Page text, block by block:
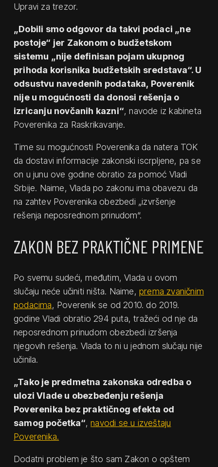
Upravi za trezor.
„Dobili smo odgovor da takvi podaci „ne
postoje“ jer Zakonom o budžetskom
sistemu „nije definisan pojam ukupnog
prihoda korisnika budžetskih sredstava“. U
odsustvu navedenih podataka, Poverenik
nije u mogućnosti da donosi rešenja o
izricanju novčanih kazni“, navode iz kabineta
Poverenika za Raskrikavanje.
Time su mogućnosti Poverenika da natera TOK
da dostavi informacije zakonski iscrpljene, pa se
on u junu ove godine obratio za pomoć Vladi
Srbije. Naime, Vlada po zakonu ima obavezu da
na zahtev Poverenika obezbedi „izvršenje
rešenja neposrednom prinudom“.
ZAKON BEZ PRAKTIČNE PRIMENE
Po svemu sudeći, međutim, Vlada u ovom
slučaju neće učiniti ništa. Naime, prema zvaničnim
podacima, Poverenik se od 2010. do 2019.
godine Vladi obratio 294 puta, tražeći od nje da
neposrednom prinudom obezbedi izršenja
njegovih rešenja. Vlada to ni u jednom slučaju nije
učinila.
„Tako je predmetna zakonska odredba o
ulozi Vlade u obezbeđenju rešenja
Poverenika bez praktičnog efekta od
samog početka“,navodi se u izveštaju
Poverenika.
Dodatni problem je što sam Zakon o opštem